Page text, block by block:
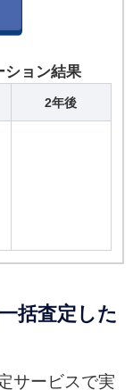
ション結果
2年後
括査定した
サービスで実